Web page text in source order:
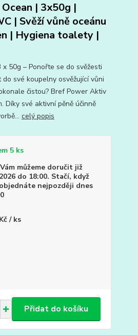
| 3x50g |
| Svěží vůně oceánu
| Hygiena toalety |
50g – Ponořte se do svěžesti
své koupelny osvěžující vůni
čistou? Bref Power Aktiv
Díky své aktivní pěně účinně
celý popis
5 ks
můžeme doručit již
do 18:00. Stačí, když
nejpozději dnes
/ ks
Přidat do košíku